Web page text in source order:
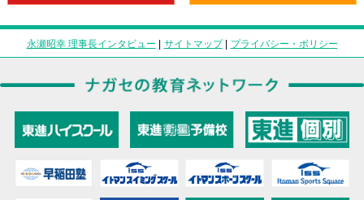
永瀬昭幸 理事長インタビュー | サイトマップ| プライバシー・ポリシー